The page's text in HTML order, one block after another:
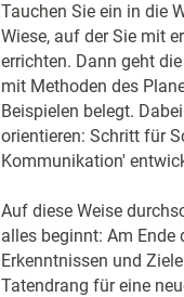
Tauchen Sie ein in die
Wiese, auf der Sie mit
errichten. Dann geht
mit Methoden des
Beispielen belegt.
orientieren: Schritt für
Kommunikation'
Auf diese Weise
alles beginnt: Am Ende
Erkenntnissen und
Tatendrang für eine